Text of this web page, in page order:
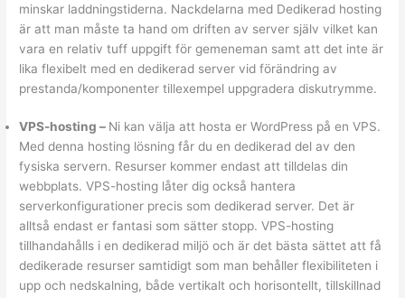
minskar laddningstiderna. Nackdelarna med Dedikerad hosting
är att man måste ta hand om driften av server själv vilket kan
vara en relativ tuff uppgift för gemeneman samt att det inte är
lika flexibelt med en dedikerad server vid förändring av
prestanda/komponenter tillexempel uppgradera diskutrymme.
VPS-hosting – Ni kan välja att hosta er WordPress på en VPS.
Med denna hosting lösning får du en dedikerad del av den
fysiska servern. Resurser kommer endast att tilldelas din
webbplats. VPS-hosting låter dig också hantera
serverkonfigurationer precis som dedikerad server. Det är
alltså endast er fantasi som sätter stopp. VPS-hosting
tillhandahålls i en dedikerad miljö och är det bästa sättet att få
dedikerade resurser samtidigt som man behåller flexibiliteten i
upp och nedskalning, både vertikalt och horisontellt, tillskillnad